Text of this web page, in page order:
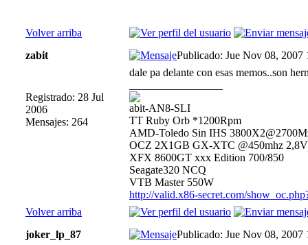
Volver arriba
zabit
Publicado: Jue Nov 08, 2007
Registrado: 28 Jul
2006
Mensajes: 264
dale pa delante con esas memos..son
abit-AN8-SLI
TT Ruby Orb *1200Rpm
AMD-Toledo Sin IHS
OCZ 2X1GB GX-XTC @450mhz
XFX 8600GT xxx Edition 700/850
Seagate320 NCQ
VTB Master 550W
http://valid.x86-secret.com/
Volver arriba
joker_lp_87
Publicado: Jue Nov 08, 2007